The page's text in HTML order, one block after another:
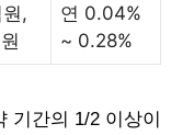
,
연 0.04%
~ 0.28%
기간의 1/2 이상이